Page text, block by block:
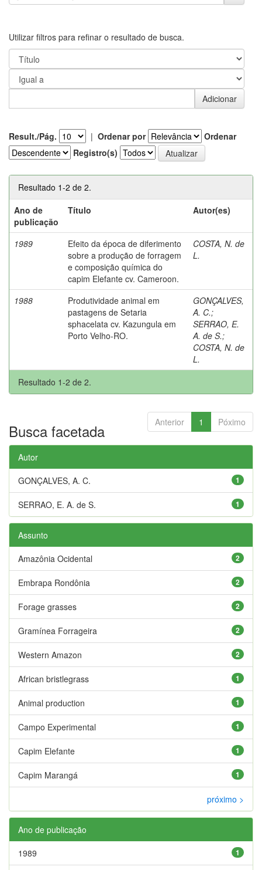
Utilizar filtros para refinar o resultado de busca.
Result./Pág. | Ordenar por
Ordenar
Registro(s)
Resultado 1-2 de 2.
Ano de
publicação
Título Autor(es)
1989
Efeito da época de diferimento
sobre a produção de forragem
e composição química do
capim Elefante cv. Cameroon.
COSTA, N. de
L.
1988
Produtividade animal em
pastagens de Setaria
sphacelata cv. Kazungula em
Porto Velho-RO.
GONÇALVES,
A. C.;
SERRAO, E.
A. de S.;
COSTA, N. de
L.
Resultado 1-2 de 2.
Anterior 1 Póximo
Busca facetada
Autor
1
GONÇALVES, A. C.
1
SERRAO, E. A. de S.
Assunto
2
Amazônia Ocidental
2
Embrapa Rondônia
2
Forage grasses
2
Gramínea Forrageira
2
Western Amazon
1
African bristlegrass
1
Animal production
1
Campo Experimental
1
Capim Elefante
1
Capim Marangá
próximo >
Ano de publicação
1
1989